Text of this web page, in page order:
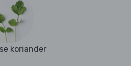
koriander